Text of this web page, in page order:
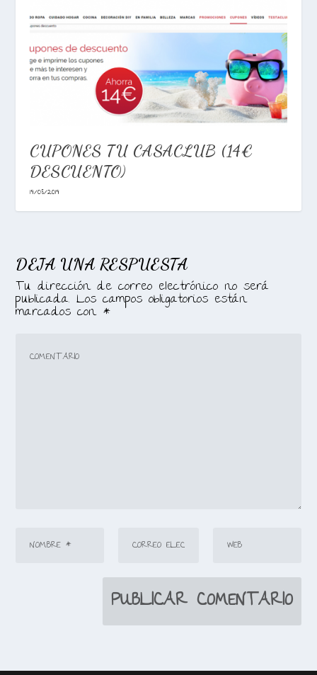
CUPONES TU CASACLUB (14€
DESCUENTO)
19/08/2019
DEJA UNA RESPUESTA
Tu dirección de correo electrónico no será
publicada. Los campos obligatorios están
marcados con *